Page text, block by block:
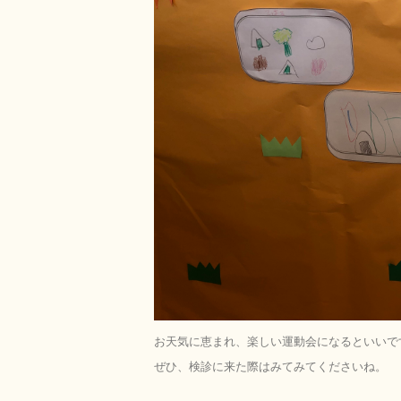
お天気に恵まれ、楽しい運動会になるといいで
ぜひ、検診に来た際はみてみてくださいね。